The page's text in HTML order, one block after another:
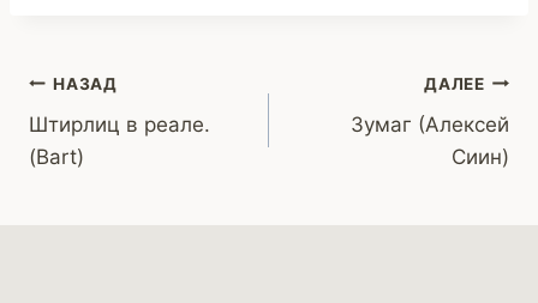
Навигация
по
записям
НАЗАД
Штирлиц в реале.
(Bart)
ДАЛЕЕ
Зумаг (Алексей
Сиин)